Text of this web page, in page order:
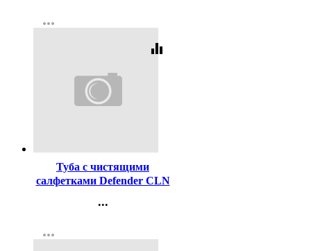
Регистрация
more_horiz
equalizer
Туба с чистящими
салфетками Defender CLN
креп.бумага/антист 100шт
...
Регистрация
more_horiz